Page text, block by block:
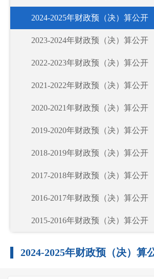
2024-2025年财政预（决）算公开
2023-2024年财政预（决）算公开
2022-2023年财政预（决）算公开
2021-2022年财政预（决）算公开
2020-2021年财政预（决）算公开
2019-2020年财政预（决）算公开
2018-2019年财政预（决）算公开
2017-2018年财政预（决）算公开
2016-2017年财政预（决）算公开
2015-2016年财政预（决）算公开
2024-2025年财政预（决）算